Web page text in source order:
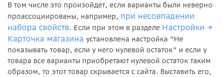
В том числе это произойдет, если варианты были неверно
проассоциированы, например, при несовпадении
набора свойств. Если при этом в разделе Настройки →
Карточка магазина установлена настройка "Не
показывать товар, если у него нулевой остаток" и если у
товара все варианты приобретают нулевой остаток таким
образом, то этот товар скрывается с сайта. Выставить его,